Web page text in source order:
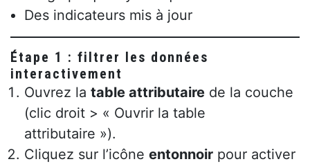
Des indicateurs mis à jour
Étape 1 : filtrer les données
interactivement
Ouvrez la table attributaire de la couche
(clic droit > « Ouvrir la table
attributaire »).
Cliquez sur l’icône entonnoir pour activer